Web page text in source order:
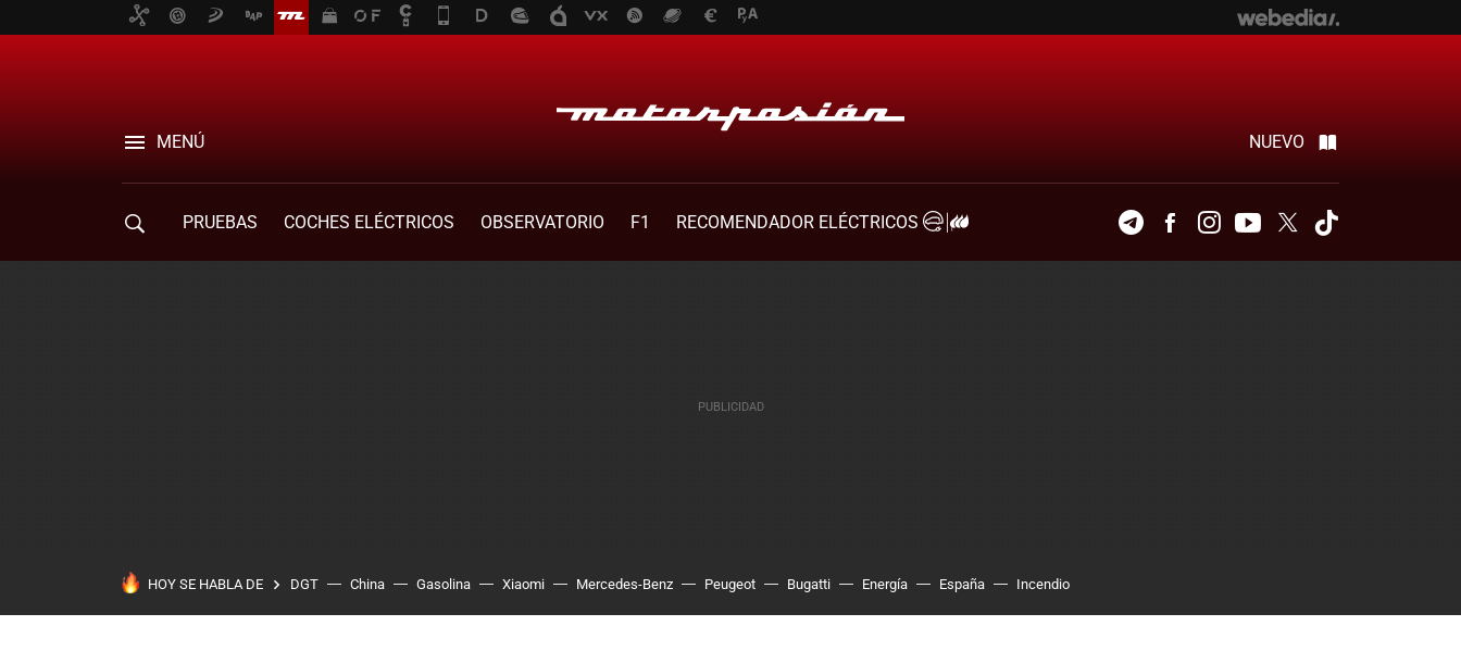
MENÚ NUEVO
PRUEBAS COCHES ELÉCTRICOS OBSERVATORIO F1
RECOMENDADOR ELÉCTRICOS
TelegramFacebookInstagramYoutubeTwitter
HOY SE HABLA DE DGT China Gasolina Xiaomi Mercedes-Benz Peugeot Bugatti Energía España Incendio